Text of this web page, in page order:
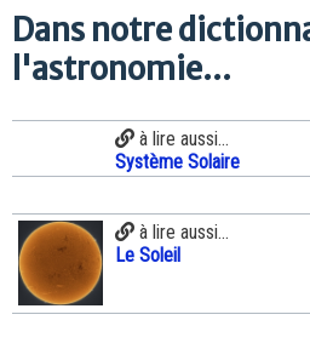
Dans notre
l'astronomie...
à lire aussi...
Système Solaire
à lire aussi...
Le Soleil